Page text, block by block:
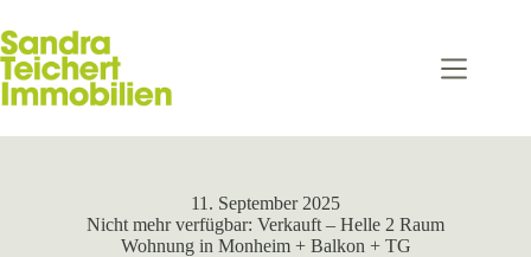
Inhalt
springen
11. September 2025
Nicht mehr verfügbar: Verkauft – Helle 2 Raum
Wohnung in Monheim + Balkon + TG